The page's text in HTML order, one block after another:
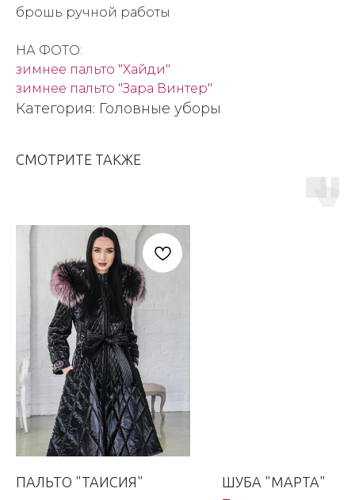
брошь ручной работы
НА ФОТО:
зимнее пальто "Хайди"
зимнее пальто "Зара Винтер"
Категория: Головные уборы
СМОТРИТЕ ТАКЖЕ
ПАЛЬТО "ТАИСИЯ" ШУБА "МАРТА"